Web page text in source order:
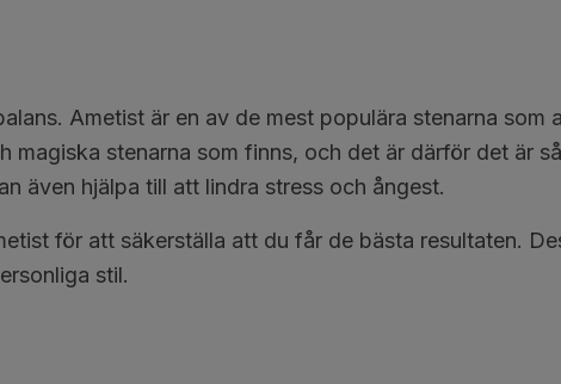
Ametist är en av de mest populära stenarna som
stenarna som finns, och det är därför det är
även hjälpa till att lindra stress och ångest.
för att säkerställa att du får de bästa resultaten.
stil.